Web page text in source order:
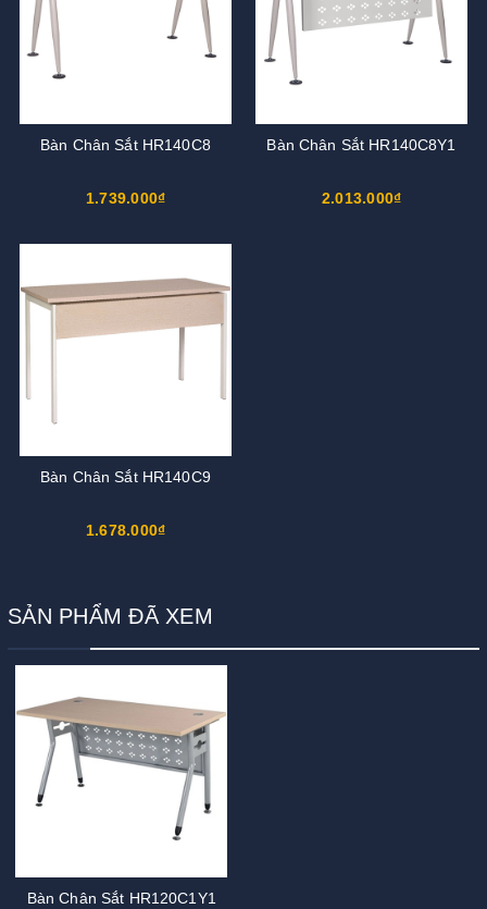
Bàn Chân Sắt HR140C8
1.739.000₫
Bàn Chân Sắt HR140C8Y1
2.013.000₫
Bàn Chân Sắt HR140C9
1.678.000₫
SẢN PHẨM ĐÃ XEM
Bàn Chân Sắt HR120C1Y1